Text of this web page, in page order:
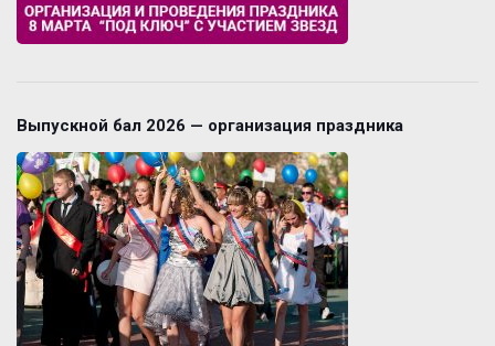
Выпускной бал 2026 — организация праздника